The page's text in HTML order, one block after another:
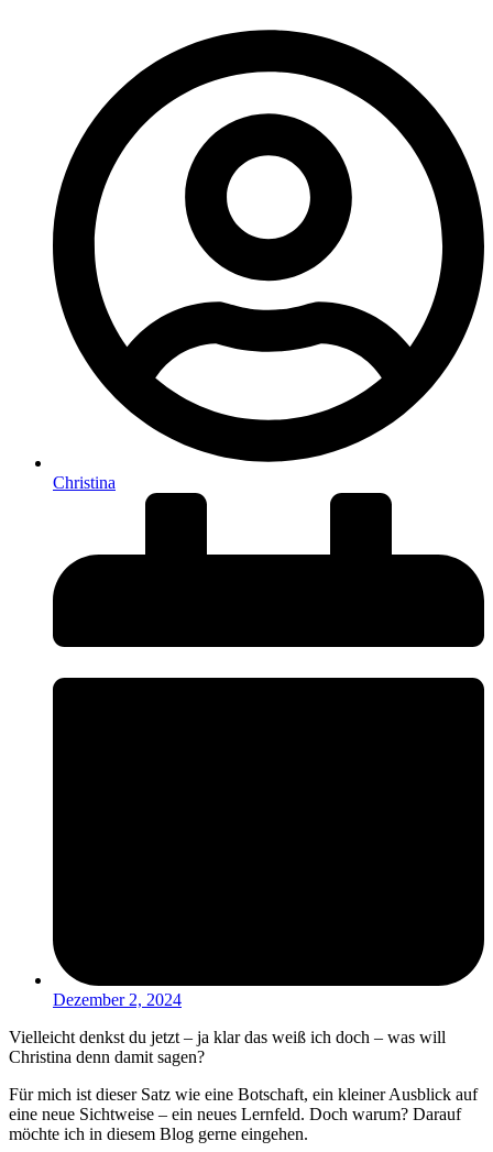
Christina
Dezember 2, 2024
Vielleicht denkst du jetzt – ja klar das weiß ich doch – was will
Christina denn damit sagen?
Für mich ist dieser Satz wie eine Botschaft, ein kleiner Ausblick auf
eine neue Sichtweise – ein neues Lernfeld. Doch warum? Darauf
möchte ich in diesem Blog gerne eingehen.